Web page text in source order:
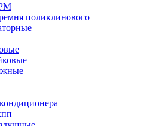
поликлинового